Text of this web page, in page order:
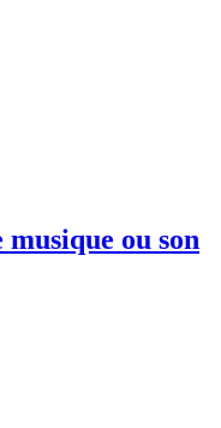
ou son